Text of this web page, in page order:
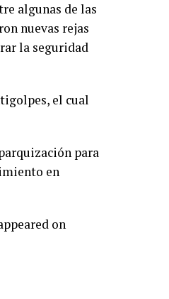
algunas de las
nuevas rejas
la seguridad
el cual
para
en
on